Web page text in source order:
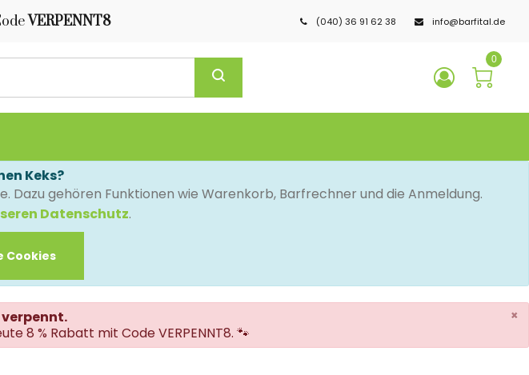
VERPENNT8 (040) 36 91 62 38 info@barfital.de
0
Keks?
Dazu gehören Funktionen wie Warenkorb, Barfrechner und die Anmeldung.
Datenschutz.
Cookies
×
8 % Rabatt mit Code VERPENNT8. 🐾